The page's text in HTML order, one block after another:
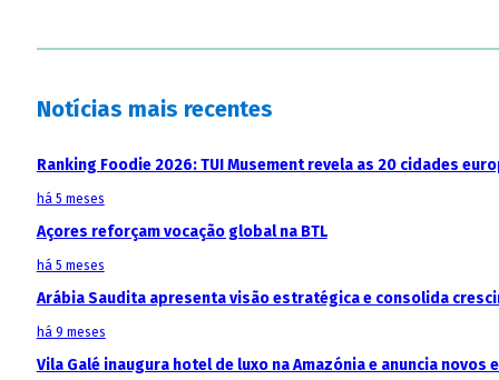
Notícias mais recentes
Ranking Foodie 2026: TUI Musement revela as 20 cidades
há 5 meses
Açores reforçam vocação global na BTL
há 5 meses
Arábia Saudita apresenta visão estratégica e consolida
há 9 meses
Vila Galé inaugura hotel de luxo na Amazónia e anuncia